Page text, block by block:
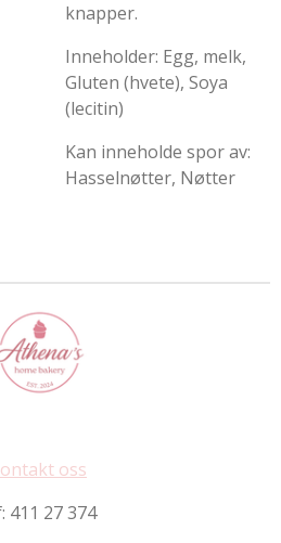
knapper.
Inneholder: Egg, melk,
Gluten (hvete), Soya
(lecitin)
Kan inneholde spor av:
Hasselnøtter, Nøtter
oss
411 27 374